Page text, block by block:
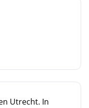
Utrecht. In